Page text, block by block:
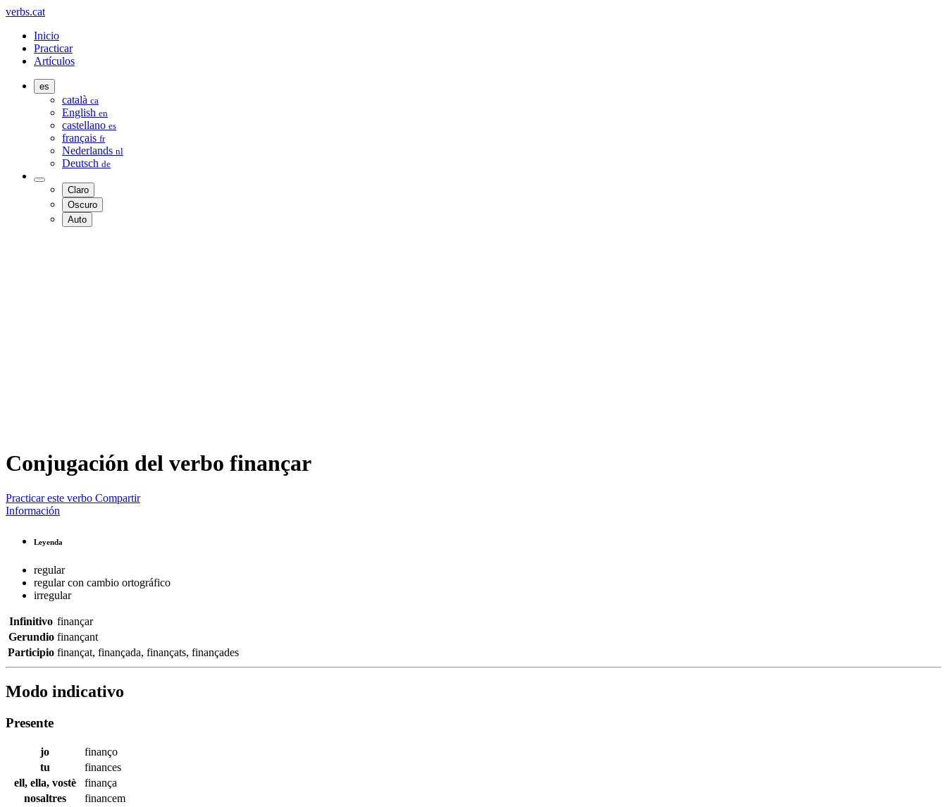
verbs.cat
Inicio
Practicar
Artículos
es
català ca
English en
castellano es
français fr
Nederlands nl
Deutsch de
Claro
Oscuro
Auto
Conjugación del verbo finançar
Practicar este verbo Compartir
Información
Leyenda
regular
regular con cambio ortográfico
irregular
Infinitivo finançar
Gerundio finançant
Participio finançat, finançada, finançats, finançades
Modo indicativo
Presente
jo
finanço
tu
finances
ell, ella, vostè
finança
nosaltres
financem